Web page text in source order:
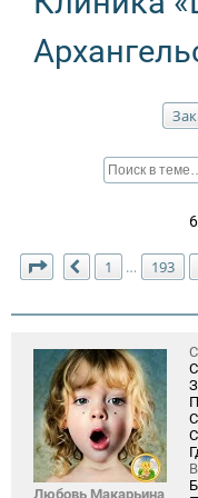
Страница 195 из200
Пред.
1 … 193
Любовь Макарьина